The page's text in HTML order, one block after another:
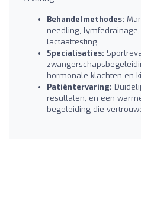
Behandelmethodes:
needling,
lactaattesting.
Specialisaties:
hormonale klachten en
Patiëntervaring:
resultaten, en een
begeleiding die